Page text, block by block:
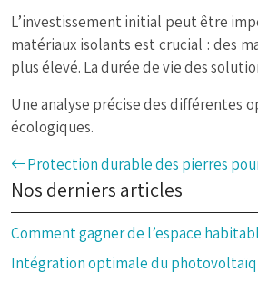
L’investissement initial peut être
matériaux isolants est crucial : des
plus élevé. La durée de vie des
Une analyse précise des différentes
écologiques.
Protection durable des pierres
Nos derniers articles
Comment gagner de l’espace
Intégration optimale du